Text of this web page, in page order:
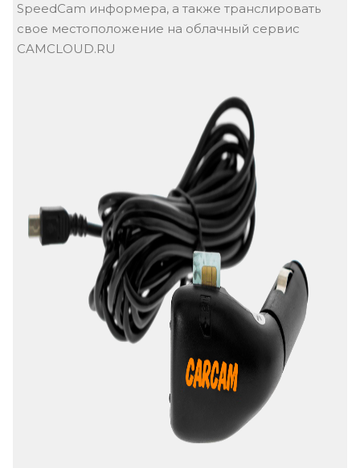
Доступные опции при
покупке адаптера питания
Дополнительно вы можете приобрести адаптер
питания, который оснащен GSM-модемом.
Благодаря ему, CARCAM COMBO 5 Lite будет
самостоятельно обновлять базы данных
SpeedCam информера, а также транслировать
свое местоположение на облачный сервис
CAMCLOUD.RU